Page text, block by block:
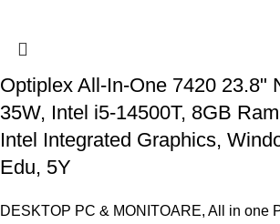
Optiplex All-In-One 7420 23.8"
35W, Intel i5-14500T, 8GB
Intel Integrated Graphics,
Edu, 5Y
DESKTOP PC & MONITOARE, All in one